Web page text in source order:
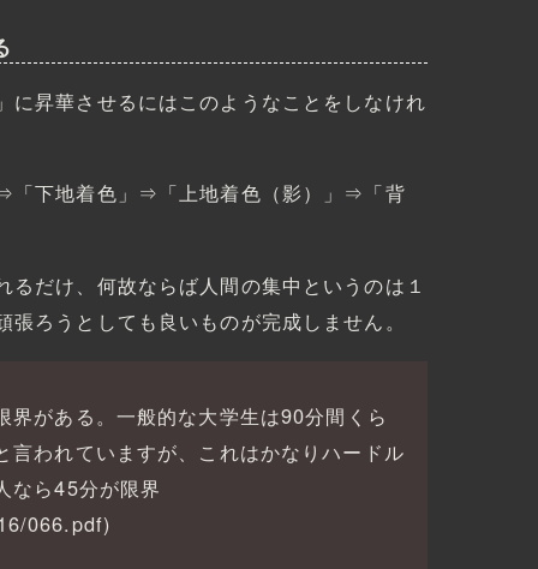
に昇華させるにはこのようなことをしなけれ
下地着色」⇒「上地着色（影）」⇒「背
だけ、何故ならば人間の集中というのは１
ろうとしても良いものが完成しません。
がある。一般的な大学生は90分間くら
われていますが、これはかなりハードル
なら45分が限界
066.pdf)